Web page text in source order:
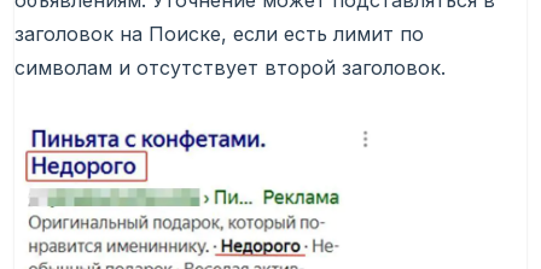
заголовок на Поиске, если есть лимит по
символам и отсутствует второй заголовок.